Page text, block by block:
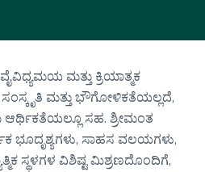
ಮತ್ತು ಕ್ರಿಯಾತ್ಮಕ
ಸಂಸ್ಕೃತಿ ಮತ್ತು ಭೌಗೋಳಿಕತೆಯಲ್ಲದೆ,
ಆರ್ಥಿಕತೆಯಲ್ಲೂ ಸಹ. ಶ್ರೀಮಂತ
ಭೂದೃಶ್ಯಗಳು, ಸಾಹಸ ವಲಯಗಳು,
ಸ್ಥಳಗಳ ವಿಶಿಷ್ಟ ಮಿಶ್ರಣದೊಂದಿಗೆ,